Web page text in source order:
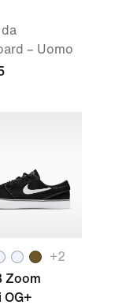
– Uomo
+2
Zoom
OG+